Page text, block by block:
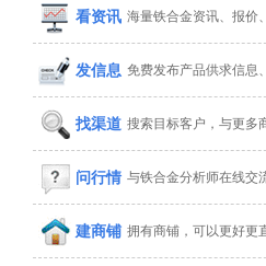
看资讯 海量铁合金资讯、报价
发信息 免费发布产品供求信息
找渠道 搜索目标客户，与更多
问行情 与铁合金分析师在线交
建商铺 拥有商铺，可以更好更